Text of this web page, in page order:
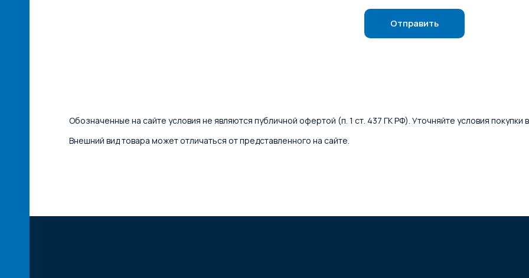
Отправить
Обозначенные на сайте условия не являются публичной офертой (п. 1 ст. 437 ГК РФ). Уточняйте условия покупки
Внешний вид товара может отличаться от представленного на сайте.